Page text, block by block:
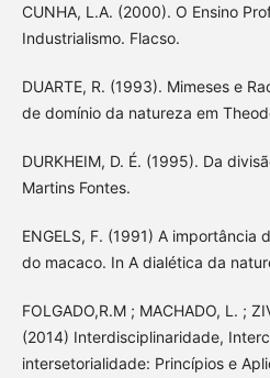
CUNHA, L.A. (2000). O Ensino
Industrialismo. Flacso.
DUARTE, R. (1993). Mimeses e
de domínio da natureza em
DURKHEIM, D. É. (1995). Da
Martins Fontes.
ENGELS, F. (1991) A importância
do macaco. In A dialética da
FOLGADO,R.M ; MACHADO, L. ;
(2014) Interdisciplinaridade,
intersetorialidade: Princípios e